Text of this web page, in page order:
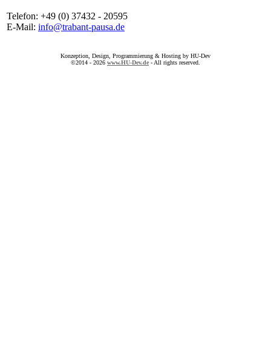
Telefon: +49 (0) 37432 - 20595
E-Mail: info@trabant-pausa.de
Konzeption, Design, Programmierung & Hosting by HU-Dev
©2014 - 2026 www.HU-Dev.de - All rights reserved.